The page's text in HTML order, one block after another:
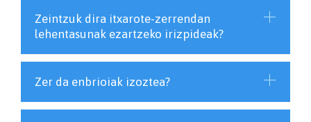
Zeintzuk dira itxarote-zerrendan
lehentasunak ezartzeko irizpideak?
Zer da enbrioiak izoztea?